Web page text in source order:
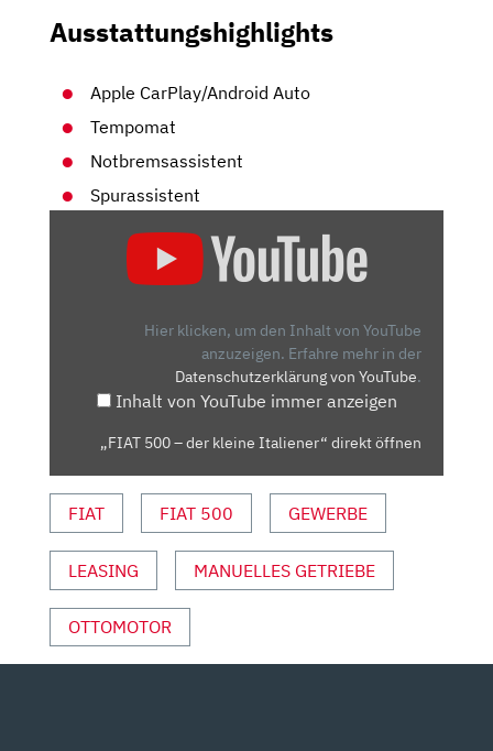
Ausstattungshighlights
Apple CarPlay/Android Auto
Tempomat
Notbremsassistent
Spurassistent
YOUTUBE
ANZEIGEN
Hier klicken, um den Inhalt von YouTube
anzuzeigen. Erfahre mehr in der
Datenschutzerklärung von YouTube.
Inhalt von YouTube immer anzeigen
„FIAT 500 – der kleine Italiener“ direkt öffnen
FIAT FIAT 500 GEWERBE
LEASING MANUELLES GETRIEBE
OTTOMOTOR